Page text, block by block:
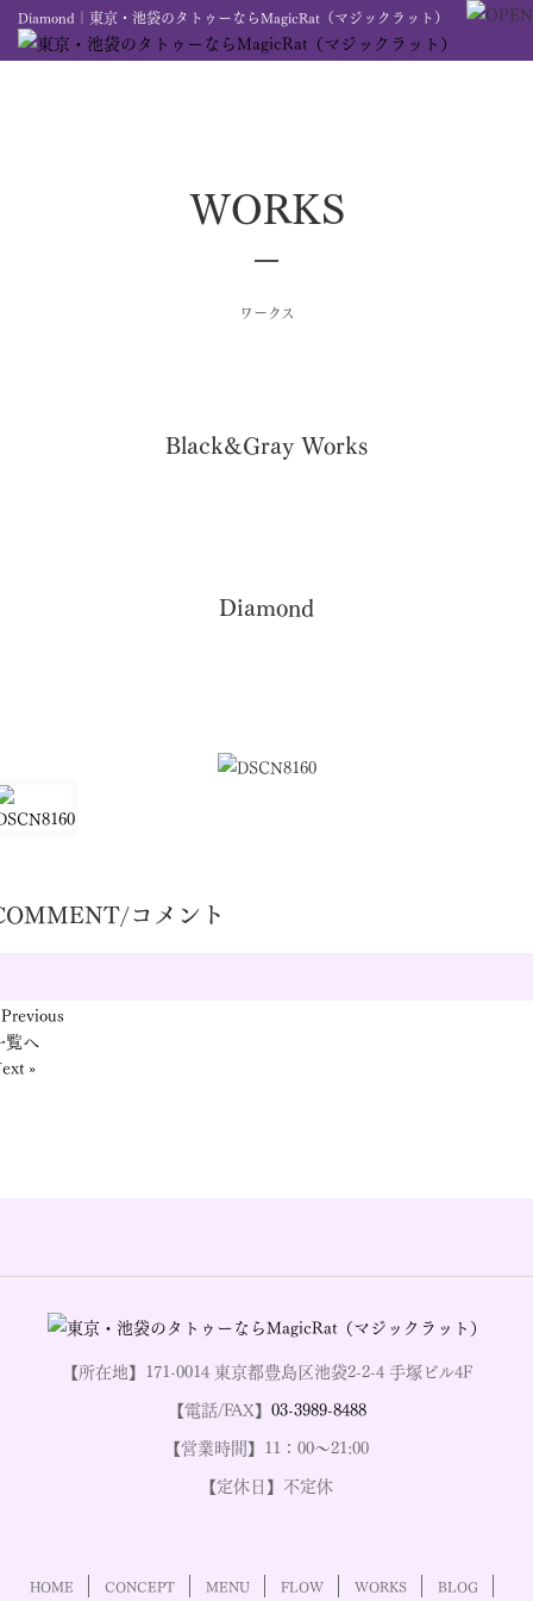
Diamond｜東京・池袋のタトゥーならMagicRat（マジックラット）
WORKS
ワークス
Black&Gray Works
Diamond
コメント
覧へ
»
【所在地】171-0014 東京都豊島区池袋2-2-4 手塚ビル4F
【電話/FAX】 03-3989-8488
【営業時間】11：00～21:00
【定休日】不定休
HOME CONCEPT MENU FLOW WORKS BLOG